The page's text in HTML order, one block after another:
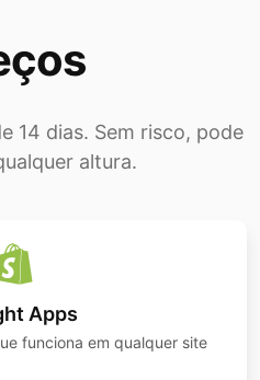
14 dias. Sem risco, pode
altura.
Apps
funciona em qualquer site